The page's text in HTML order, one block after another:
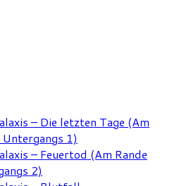
– Die letzten Tage (Am
Untergangs 1)
– Feuertod (Am Rande
2)